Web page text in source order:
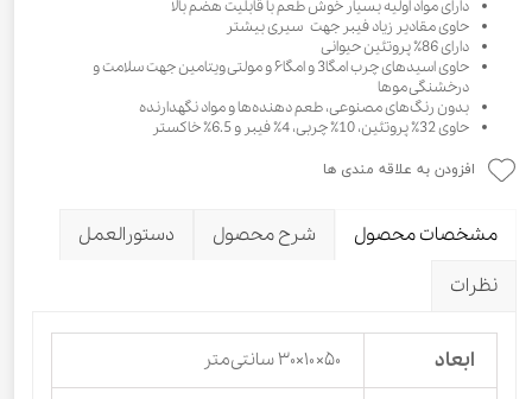
دارای مواد اولیه بسیار خوش طعم با قابلیت هضم بالا
حاوی مقادیر زیاد فیبر جهت سیری بیشتر
دارای 86٪ پروتئین حیوانی
حاوی اسیدهای چرب امگا3 و امگا۶ و مولتی ویتامین جهت سلامت و
درخشنگی موها
بدون رنگ‌های مصنوعی، طعم دهنده‌ها و مواد نگهدارنده
حاوی 32٪ پروتئین، 10٪ چربی، 4٪ فیبر و 6.5٪ خاکستر
افزودن به علاقه مندی ها
مشخصات محصول شرح محصول
دستورالعمل
نظرات
ابعاد ۵۰×۱۰×۳۰ سانتی‌متر